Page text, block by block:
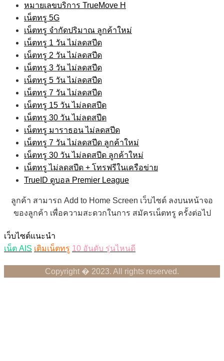
หมายเลขบริการ TrueMove H
เน็ตทรู 5G
เน็ตทรู จำกัดปริมาณ ลูกค้าใหม่
เน็ตทรู 1 วัน ไม่ลดสปีด
เน็ตทรู 2 วัน ไม่ลดสปีด
เน็ตทรู 3 วัน ไม่ลดสปีด
เน็ตทรู 5 วัน ไม่ลดสปีด
เน็ตทรู 7 วัน ไม่ลดสปีด
เน็ตทรู 15 วัน ไม่ลดสปีด
เน็ตทรู 30 วัน ไม่ลดสปีด
เน็ตทรู มาราธอน ไม่ลดสปีด
เน็ตทรู 7 วัน ไม่ลดสปีด ลูกค้าใหม่
เน็ตทรู 30 วัน ไม่ลดสปีด ลูกค้าใหม่
เน็ตทรู ไม่ลดสปีด + โทรฟรีในเครือข่าย
TrueID ดูบอล Premier League
ลูกค้า สามารถ Add to Home Screen เว็บไซต์ ลงบนหน้าจอ
ของลูกค้า เพื่อความสะดวกในการ สมัครเน็ตทรู ครั้งต่อไป
เว็บไซต์แนะนำ
เน็ต AIS เติมเน็ตทรู 10 อันดับ รุ่นไหนดี
Copyright � 2023. All rights reserved.